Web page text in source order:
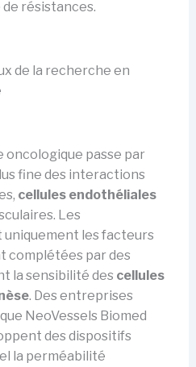
résistances.
de la recherche en
oncologique passe par
fine des interactions
cellules endothéliales
Les
les facteurs
complétées par des
la sensibilité des cellules
. Des entreprises
NeoVessels Biomed
des dispositifs
la perméabilité